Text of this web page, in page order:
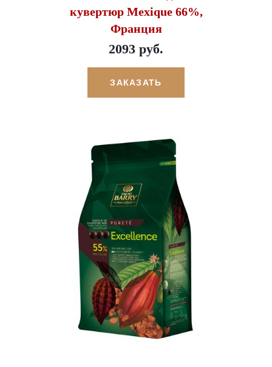
кувертюр Mexique 66%,
Франция
2093 руб.
ЗАКАЗАТЬ